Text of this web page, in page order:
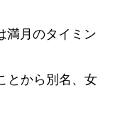
満月のタイミン
とから別名、女